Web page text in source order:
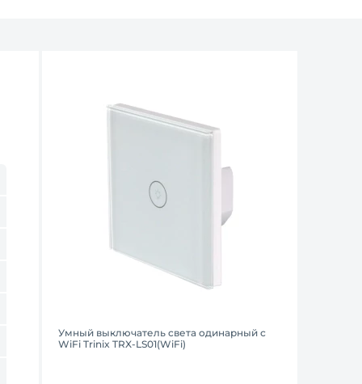
Умный выключатель света одинарный с
WiFi Trinix TRX-LS01(WiFi)